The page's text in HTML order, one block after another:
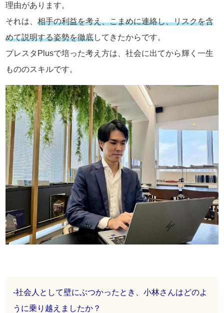
理由があります。
それは、相手の利益を考え、こまめに連絡し、リスクを含
めて説明する姿勢を徹底してきたからです。
プレスタPlusで培った考え方は、社会に出てから輝く一生
もののスキルです。
-社会人として壁にぶつかったとき、小林さんはどのよ
うに乗り越えましたか？